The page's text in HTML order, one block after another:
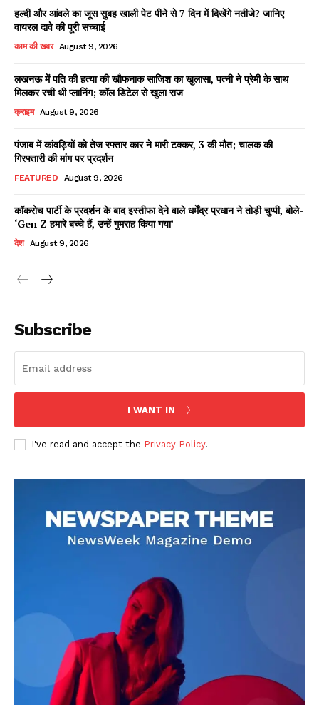
Facebook
X WhatsApp
Share
Read Latest News on AIN
AIN NEWS 1
Contact Us
Privacy Policy
Terms of Use Agreement
हल्दी और आंवले का जूस सुबह खाली पेट पीने से 7 दिन में दिखेंगे नतीजे? जानिए
वायरल दावे की पूरी सच्चाई
काम की खबर August 9, 2026
लखनऊ में पति की हत्या की खौफनाक साजिश का खुलासा, पत्नी ने प्रेमी के साथ
मिलकर रची थी प्लानिंग; कॉल डिटेल से खुला राज
क्राइम August 9, 2026
पंजाब में कांवड़ियों को तेज रफ्तार कार ने मारी टक्कर, 3 की मौत; चालक की
गिरफ्तारी की मांग पर प्रदर्शन
FEATURED August 9, 2026
कॉकरोच पार्टी के प्रदर्शन के बाद इस्तीफा देने वाले धर्मेंद्र प्रधान ने तोड़ी चुप्पी, बोले-
‘Gen Z हमारे बच्चे हैं, उन्हें गुमराह किया गया’
देश August 9, 2026
Subscribe
I WANT IN
I've read and accept the Privacy Policy.